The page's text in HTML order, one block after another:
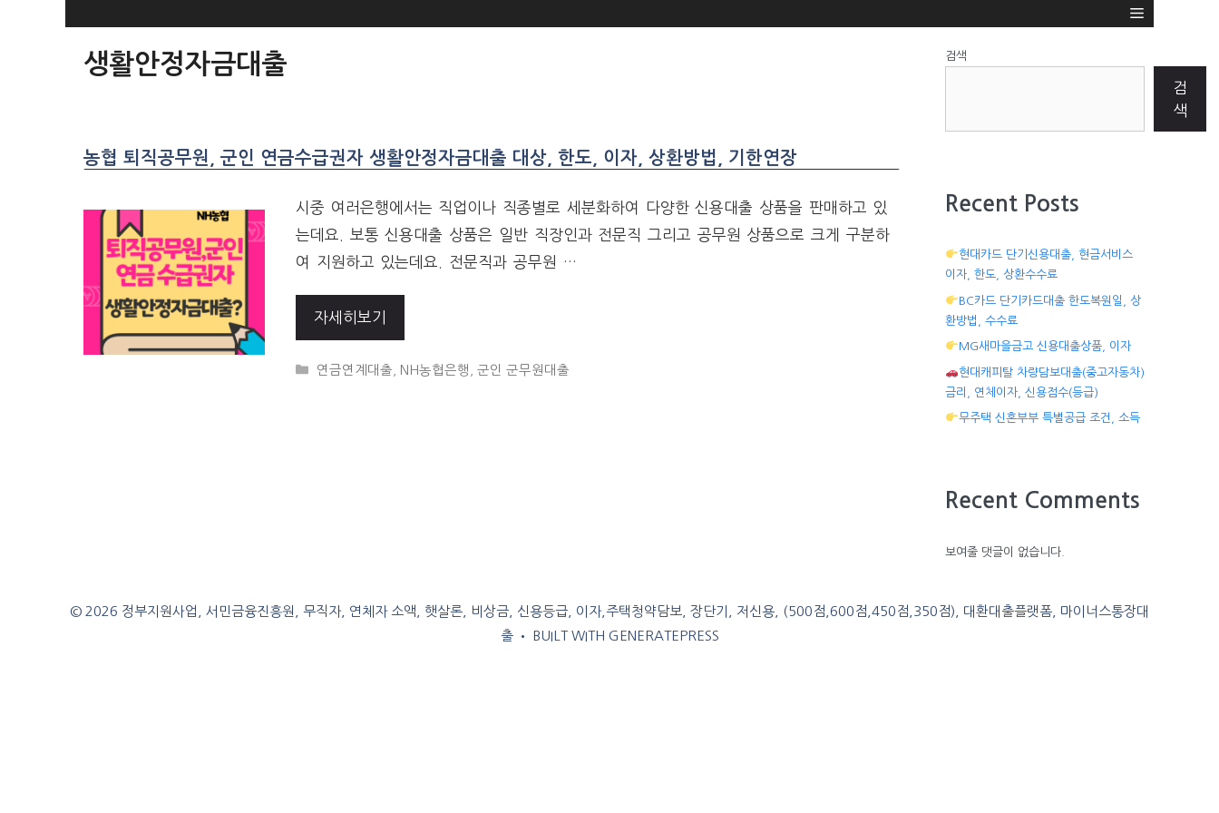
생활안정자금대출
농협 퇴직공무원, 군인 연금수급권자 생활안정자금대출 대상, 한도, 이자, 상환방법, 기한연장
시중 여러은행에서는 직업이나 직종별로 세분화하여 다양한 신용대출 상품을 판매하고 있
는데요. 보통 신용대출 상품은 일반 직장인과 전문직 그리고 공무원 상품으로 크게 구분하
여 지원하고 있는데요. 전문직과 공무원 …
자세히보기
CATEGORIES
연금연계대출 NH농협은행 ,군인 군무원대출
검색
검
색
Recent Posts
현대카드 단기신용대출, 현금서비스
이자, 한도, 상환수수료
BC카드 단기카드대출 한도복원일, 상
환방법, 수수료
MG새마을금고 신용대출상품, 이자
현대캐피탈 차량담보대출(중고자동차)
금리, 연체이자, 신용점수(등급)
무주택 신혼부부 특별공급 조건, 소득
Recent Comments
보여줄 댓글이 없습니다.
© 2026 정부지원사업, 서민금융진흥원, 무직자, 연체자 소액, 햇살론, 비상금, 신용등급, 이자,주택청약담보, 장단기, 저신용, (500점,600점,450점,350점), 대환대출플랫폼, 마이너스통장대
출• BUILT WITH GENERATEPRESS